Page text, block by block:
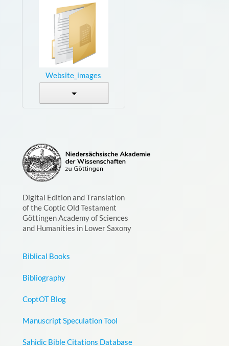
Website_images
Digital Edition and Translation
of the Coptic Old Testament
Göttingen Academy of Sciences
and Humanities in Lower Saxony
Biblical Books
Bibliography
CoptOT Blog
Manuscript Speculation Tool
Sahidic Bible Citations Database